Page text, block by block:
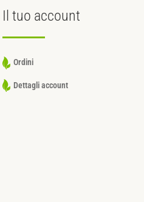
Il tuo account
Ordini
Dettagli account